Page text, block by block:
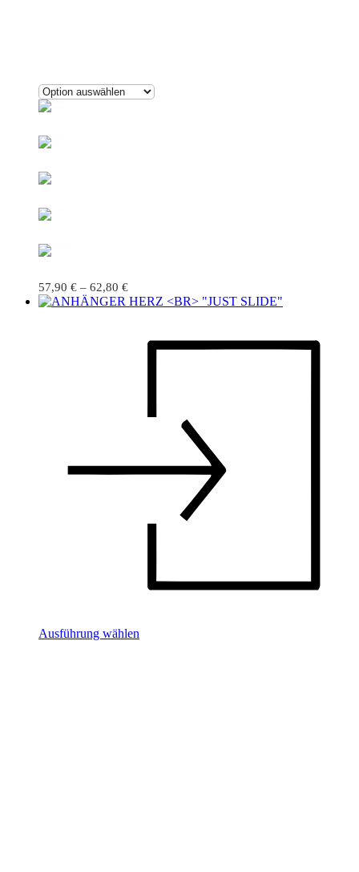
57,90 € – 62,80 €
Ausführung wählen